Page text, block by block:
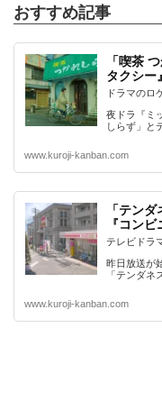
おすすめ記事
「喫茶
タクシー
ドラマのロ
夜ドラ『ミ
しらず」と
www.kuroji-kanban.com
「テン
『コンビ
テレビドラ
昨日放送が
「テンダネ
www.kuroji-kanban.com